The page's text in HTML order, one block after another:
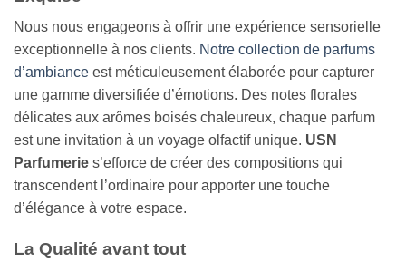
Nous nous engageons à offrir une expérience sensorielle
exceptionnelle à nos clients. Notre collection de parfums
d’ambiance est méticuleusement élaborée pour capturer
une gamme diversifiée d’émotions. Des notes florales
délicates aux arômes boisés chaleureux, chaque parfum
est une invitation à un voyage olfactif unique. USN
Parfumerie s’efforce de créer des compositions qui
transcendent l’ordinaire pour apporter une touche
d’élégance à votre espace.
La Qualité avant tout